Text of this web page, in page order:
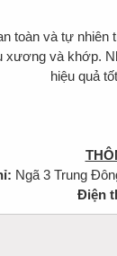
toàn và tự
xương và khớp.
hiệu quả
Ngã 3 Trung
Điện